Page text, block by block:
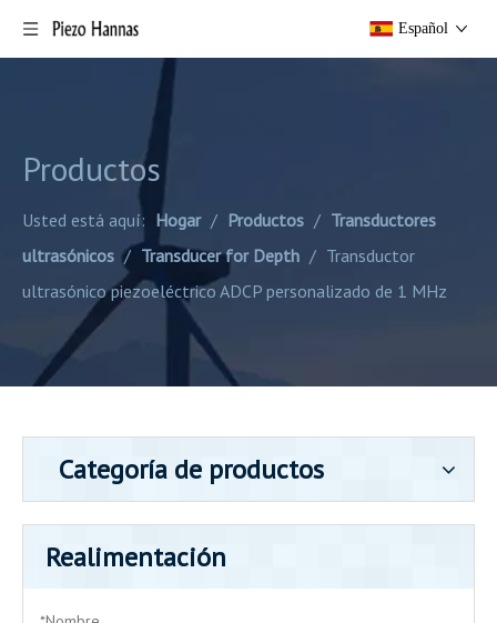
Español
Productos
Usted está aquí: Hogar / Productos / Transductores
ultrasónicos / Transducer for Depth / Transductor
ultrasónico piezoeléctrico ADCP personalizado de 1 MHz
Categoría de productos
Realimentación